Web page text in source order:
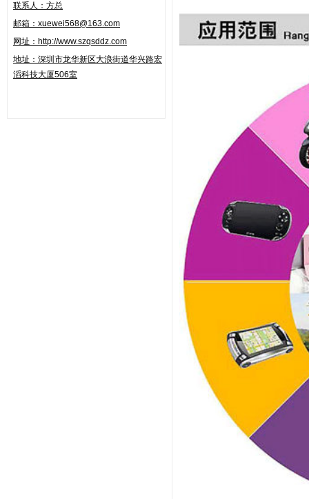
联系人：方总
邮箱：xuewei568@163.com
网址：http://www.szqsddz.com
地址： 深圳市龙华新区大浪街道华兴路宏
滔科技大厦506室